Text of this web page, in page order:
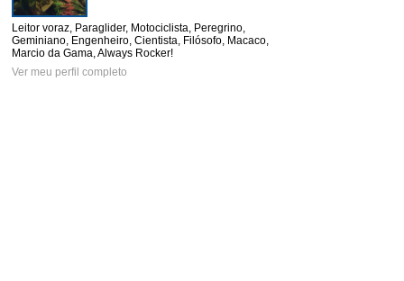
Leitor voraz, Paraglider, Motociclista, Peregrino,
Geminiano, Engenheiro, Cientista, Filósofo, Macaco,
Marcio da Gama, Always Rocker!
Ver meu perfil completo